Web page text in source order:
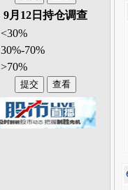
9月12日持仓调查
<30%
30%-70%
>70%